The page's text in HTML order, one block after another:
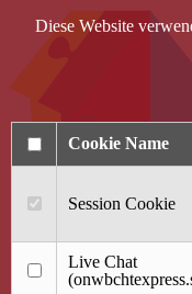
Anmelden
Diese Website
Cookie Name
Session Cookie
Live Chat